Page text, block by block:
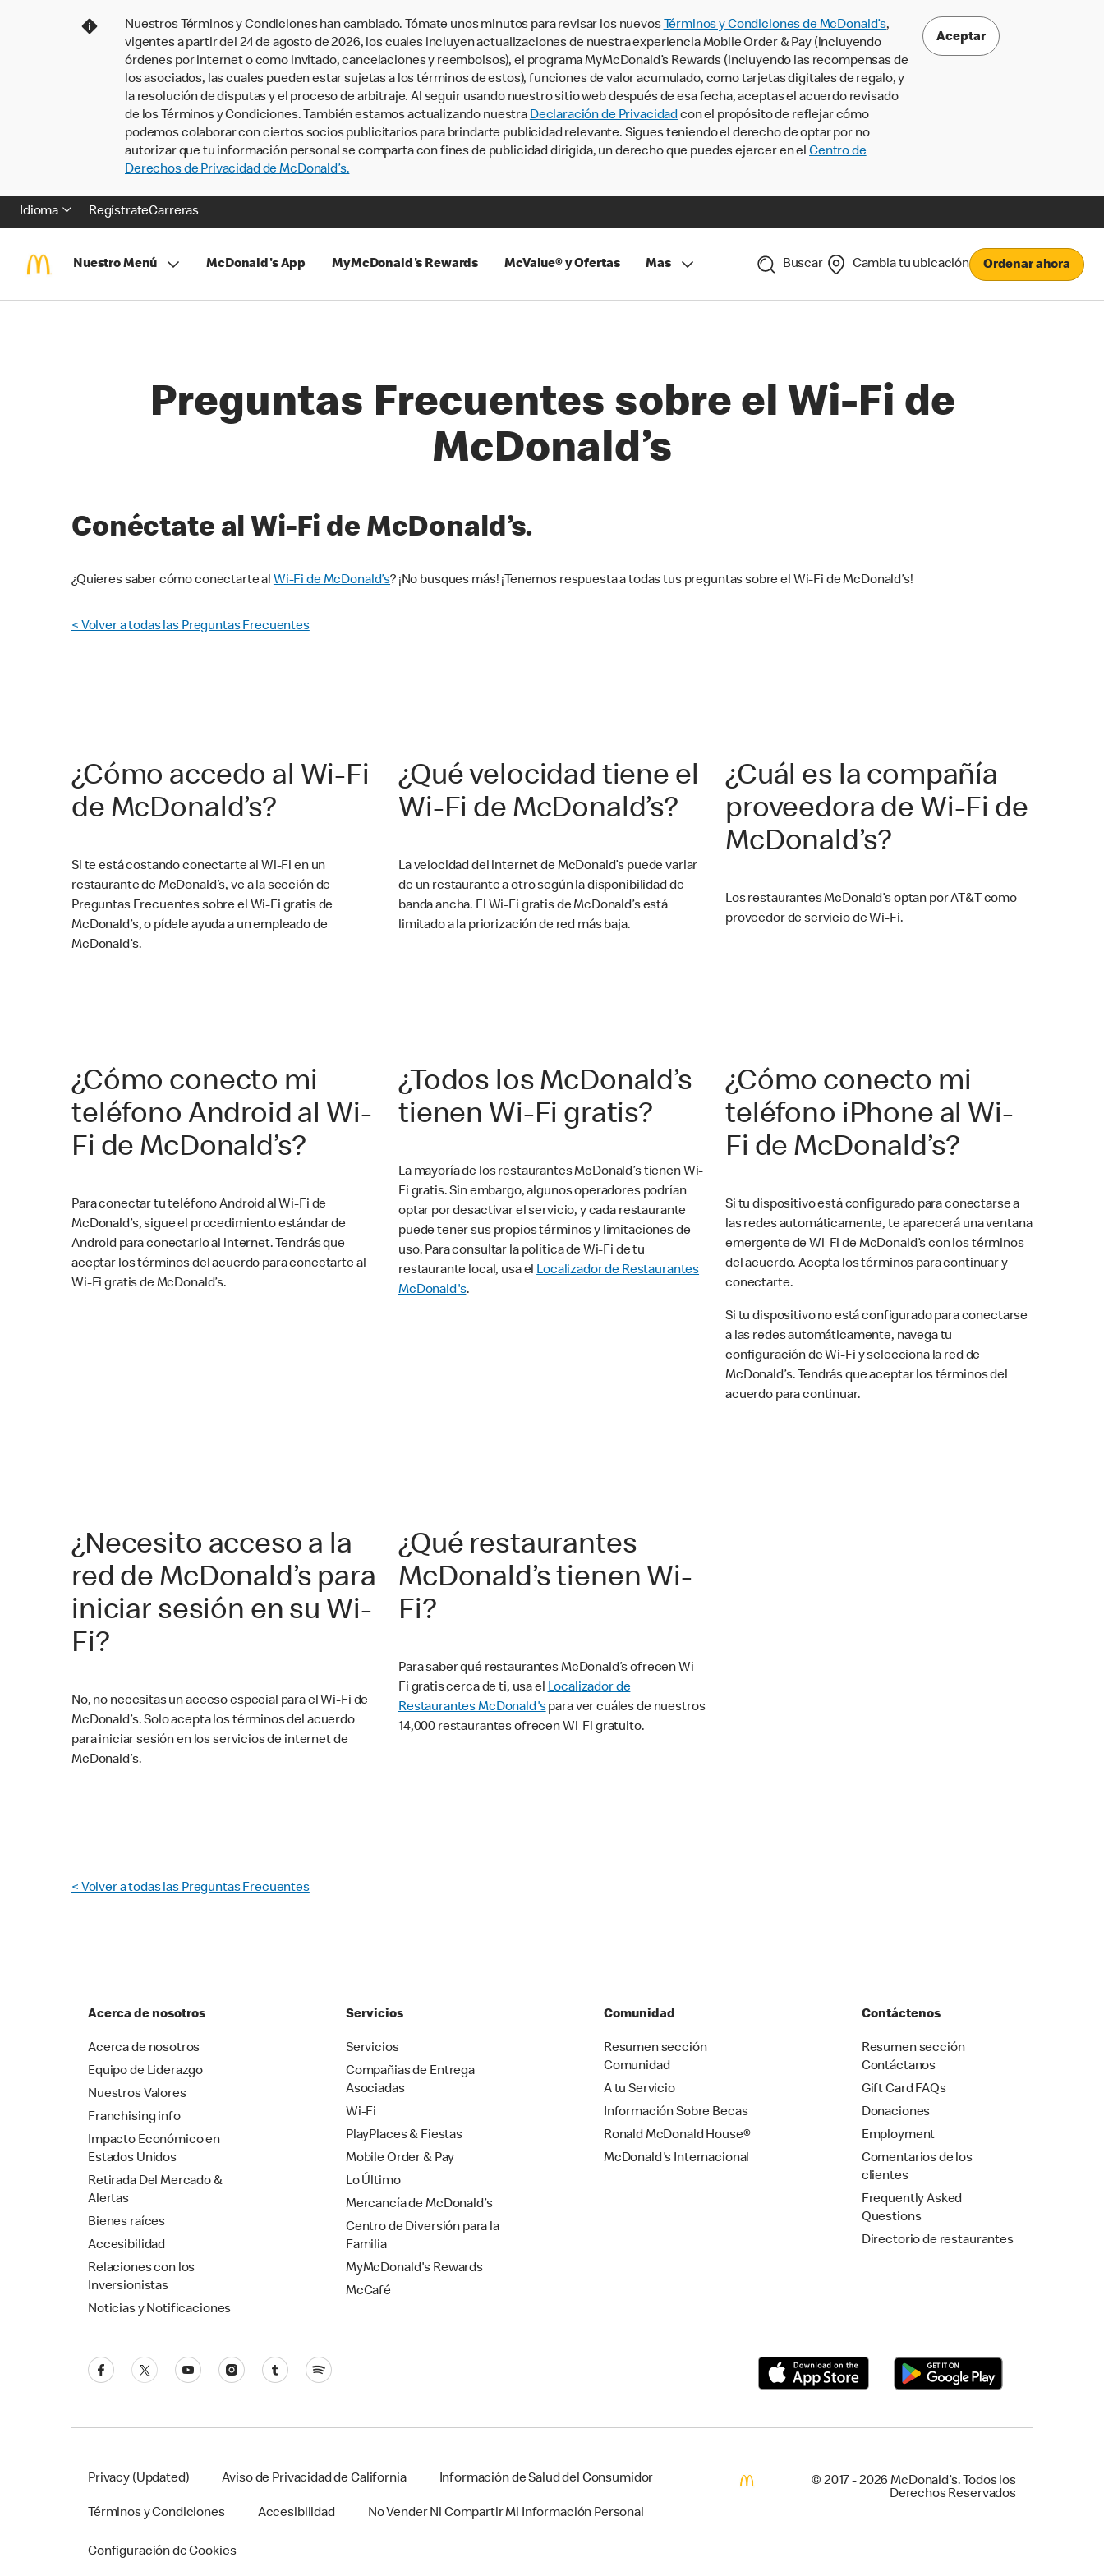
Nuestros Términos y Condiciones han cambiado. Tómate unos minutos para revisar los nuevos Términos y Condiciones de McDonald’s,
vigentes a partir del 24 de agosto de 2026, los cuales incluyen actualizaciones de nuestra experiencia Mobile Order & Pay (incluyendo
órdenes por internet o como invitado, cancelaciones y reembolsos), el programa MyMcDonald’s Rewards (incluyendo las recompensas de
los asociados, las cuales pueden estar sujetas a los términos de estos), funciones de valor acumulado, como tarjetas digitales de regalo, y
la resolución de disputas y el proceso de arbitraje. Al seguir usando nuestro sitio web después de esa fecha, aceptas el acuerdo revisado
de los Términos y Condiciones. También estamos actualizando nuestra Declaración de Privacidadcon el propósito de reflejar cómo
podemos colaborar con ciertos socios publicitarios para brindarte publicidad relevante. Sigues teniendo el derecho de optar por no
autorizar que tu información personal se comparta con fines de publicidad dirigida, un derecho que puedes ejercer en el Centro de
Derechos de Privacidad de McDonald’s.
Aceptar
Idioma RegístrateCarreras
Nuestro Menú McDonald's App MyMcDonald's Rewards McValue® y Ofertas Mas Buscar Cambia tu ubicación Ordenar ahora
Preguntas Frecuentes sobre el Wi-Fi de
McDonald’s
Conéctate al Wi-Fi de McDonald’s.
¿Quieres saber cómo conectarte al Wi-Fi de McDonald’s? ¡No busques más! ¡Tenemos respuesta a todas tus preguntas sobre el Wi-Fi de McDonald’s!
< Volver a todas las Preguntas Frecuentes
¿Cómo accedo al Wi-Fi
de McDonald’s?
Si te está costando conectarte al Wi-Fi en un
restaurante de McDonald’s, ve a la sección de
Preguntas Frecuentes sobre el Wi-Fi gratis de
McDonald’s, o pídele ayuda a un empleado de
McDonald’s.
¿Qué velocidad tiene el
Wi-Fi de McDonald’s?
La velocidad del internet de McDonald’s puede variar
de un restaurante a otro según la disponibilidad de
banda ancha. El Wi-Fi gratis de McDonald’s está
limitado a la priorización de red más baja.
¿Cuál es la compañía
proveedora de Wi-Fi de
McDonald’s?
Los restaurantes McDonald’s optan por AT&T como
proveedor de servicio de Wi-Fi.
¿Cómo conecto mi
teléfono Android al Wi-
Fi de McDonald’s?
Para conectar tu teléfono Android al Wi-Fi de
McDonald’s, sigue el procedimiento estándar de
Android para conectarlo al internet. Tendrás que
aceptar los términos del acuerdo para conectarte al
Wi-Fi gratis de McDonald’s.
¿Todos los McDonald’s
tienen Wi-Fi gratis?
La mayoría de los restaurantes McDonald’s tienen Wi-
Fi gratis. Sin embargo, algunos operadores podrían
optar por desactivar el servicio, y cada restaurante
puede tener sus propios términos y limitaciones de
uso. Para consultar la política de Wi-Fi de tu
restaurante local, usa el Localizador de Restaurantes
McDonald's.
¿Cómo conecto mi
teléfono iPhone al Wi-
Fi de McDonald’s?
Si tu dispositivo está configurado para conectarse a
las redes automáticamente, te aparecerá una ventana
emergente de Wi-Fi de McDonald’s con los términos
del acuerdo. Acepta los términos para continuar y
conectarte.
Si tu dispositivo no está configurado para conectarse
a las redes automáticamente, navega tu
configuración de Wi-Fi y selecciona la red de
McDonald’s. Tendrás que aceptar los términos del
acuerdo para continuar.
¿Necesito acceso a la
red de McDonald’s para
iniciar sesión en su Wi-
Fi?
No, no necesitas un acceso especial para el Wi-Fi de
McDonald’s. Solo acepta los términos del acuerdo
para iniciar sesión en los servicios de internet de
McDonald’s.
¿Qué restaurantes
McDonald’s tienen Wi-
Fi?
Para saber qué restaurantes McDonald’s ofrecen Wi-
Fi gratis cerca de ti, usa el Localizador de
Restaurantes McDonald'spara ver cuáles de nuestros
14,000 restaurantes ofrecen Wi-Fi gratuito.
< Volver a todas las Preguntas Frecuentes
Acerca de nosotros
Acerca de nosotros
Equipo de Liderazgo
Nuestros Valores
Franchising info
Impacto Económico en
Estados Unidos
Retirada Del Mercado &
Alertas
Bienes raíces
Accesibilidad
Relaciones con los
Inversionistas
Noticias y Notificaciones
Servicios
Servicios
Compañias de Entrega
Asociadas
Wi-Fi
PlayPlaces & Fiestas
Mobile Order & Pay
Lo Último
Mercancía de McDonald’s
Centro de Diversión para la
Familia
MyMcDonald's Rewards
McCafé
Comunidad
Resumen sección
Comunidad
A tu Servicio
Información Sobre Becas
Ronald McDonald House®
McDonald's Internacional
Contáctenos
Resumen sección
Contáctanos
Gift Card FAQs
Donaciones
Employment
Comentarios de los
clientes
Frequently Asked
Questions
Directorio de restaurantes
Privacy (Updated) Aviso de Privacidad de California Información de Salud del Consumidor
Términos y Condiciones Accesibilidad No Vender Ni Compartir Mi Información Personal
Configuración de Cookies
© 2017 - 2026 McDonald’s. Todos los
Derechos Reservados